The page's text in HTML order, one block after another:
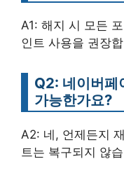
A1: 해지 시 모든
인트 사용을 권장
Q2: 네이버페
가능한가요?
A2: 네, 언제든지
트는 복구되지 않